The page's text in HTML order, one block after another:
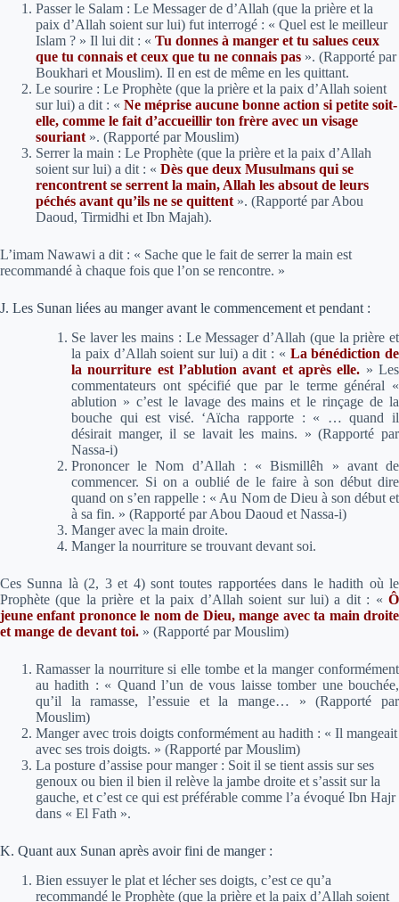
Passer le Salam : Le Messager de d’Allah (que la prière et la
paix d’Allah soient sur lui) fut interrogé : « Quel est le meilleur
Islam ? » Il lui dit : « Tu donnes à manger et tu salues ceux
que tu connais et ceux que tu ne connais pas ». (Rapporté par
Boukhari et Mouslim). Il en est de même en les quittant.
Le sourire : Le Prophète (que la prière et la paix d’Allah soient
sur lui) a dit : « Ne méprise aucune bonne action si petite soit-
elle, comme le fait d’accueillir ton frère avec un visage
souriant ». (Rapporté par Mouslim)
Serrer la main : Le Prophète (que la prière et la paix d’Allah
soient sur lui) a dit : « Dès que deux Musulmans qui se
rencontrent se serrent la main, Allah les absout de leurs
péchés avant qu’ils ne se quittent ». (Rapporté par Abou
Daoud, Tirmidhi et Ibn Majah).
L’imam Nawawi a dit : « Sache que le fait de serrer la main est
recommandé à chaque fois que l’on se rencontre. »
J. Les Sunan liées au manger avant le commencement et pendant :
Se laver les mains : Le Messager d’Allah (que la prière et
la paix d’Allah soient sur lui) a dit : « La bénédiction de
la nourriture est l’ablution avant et après elle. » Les
commentateurs ont spécifié que par le terme général «
ablution » c’est le lavage des mains et le rinçage de la
bouche qui est visé. ‘Aïcha rapporte : « … quand il
désirait manger, il se lavait les mains. » (Rapporté par
Nassa-i)
Prononcer le Nom d’Allah : « Bismillêh » avant de
commencer. Si on a oublié de le faire à son début dire
quand on s’en rappelle : « Au Nom de Dieu à son début et
à sa fin. » (Rapporté par Abou Daoud et Nassa-i)
Manger avec la main droite.
Manger la nourriture se trouvant devant soi.
Ces Sunna là (2, 3 et 4) sont toutes rapportées dans le hadith où le
Prophète (que la prière et la paix d’Allah soient sur lui) a dit : «Ô
jeune enfant prononce le nom de Dieu, mange avec ta main droite
et mange de devant toi. » (Rapporté par Mouslim)
Ramasser la nourriture si elle tombe et la manger conformément
au hadith : « Quand l’un de vous laisse tomber une bouchée,
qu’il la ramasse, l’essuie et la mange… » (Rapporté par
Mouslim)
Manger avec trois doigts conformément au hadith : « Il mangeait
avec ses trois doigts. » (Rapporté par Mouslim)
La posture d’assise pour manger : Soit il se tient assis sur ses
genoux ou bien il bien il relève la jambe droite et s’assit sur la
gauche, et c’est ce qui est préférable comme l’a évoqué Ibn Hajr
dans « El Fath ».
K. Quant aux Sunan après avoir fini de manger :
Bien essuyer le plat et lécher ses doigts, c’est ce qu’a
recommandé le Prophète (que la prière et la paix d’Allah soient